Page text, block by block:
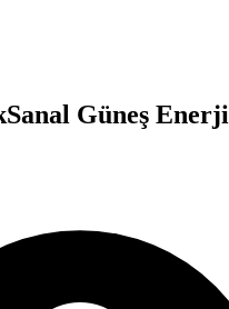
Sanal Güneş Enerji